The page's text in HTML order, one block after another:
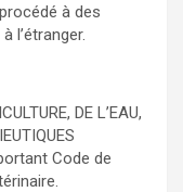
à des
l’étranger.
DE L’EAU,
Code de